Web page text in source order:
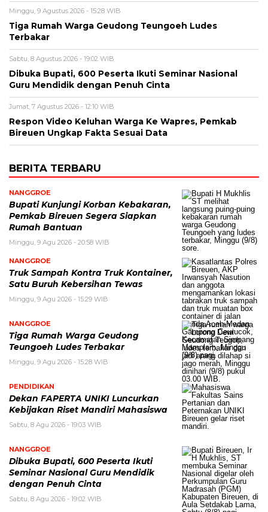
Minggu, 9 Agustus 2026 - 15:28 WIB
Tiga Rumah Warga Geudong Teungoeh Ludes
Terbakar
Sabtu, 8 Agustus 2026 - 19:02 WIB
Dibuka Bupati, 600 Peserta Ikuti Seminar Nasional
Guru Mendidik dengan Penuh Cinta
Jumat, 7 Agustus 2026 - 12:10 WIB
Respon Video Keluhan Warga Ke Wapres, Pemkab
Bireuen Ungkap Fakta Sesuai Data
BERITA TERBARU
NANGGROE
Bupati Kunjungi Korban Kebakaran,
Pemkab Bireuen Segera Siapkan
Rumah Bantuan
Minggu, 9 Agu 2026 - 20:58 WIB
NANGGROE
Truk Sampah Kontra Truk Kontainer,
Satu Buruh Kebersihan Tewas
Minggu, 9 Agu 2026 - 15:29 WIB
NANGGROE
Tiga Rumah Warga Geudong
Teungoeh Ludes Terbakar
Minggu, 9 Agu 2026 - 15:28 WIB
PENDIDIKAN
Dekan FAPERTA UNIKI Luncurkan
Kebijakan Riset Mandiri Mahasiswa
Sabtu, 8 Agu 2026 - 19:03 WIB
NANGGROE
Dibuka Bupati, 600 Peserta Ikuti
Seminar Nasional Guru Mendidik
dengan Penuh Cinta
Sabtu, 8 Agu 2026 - 19:02 WIB